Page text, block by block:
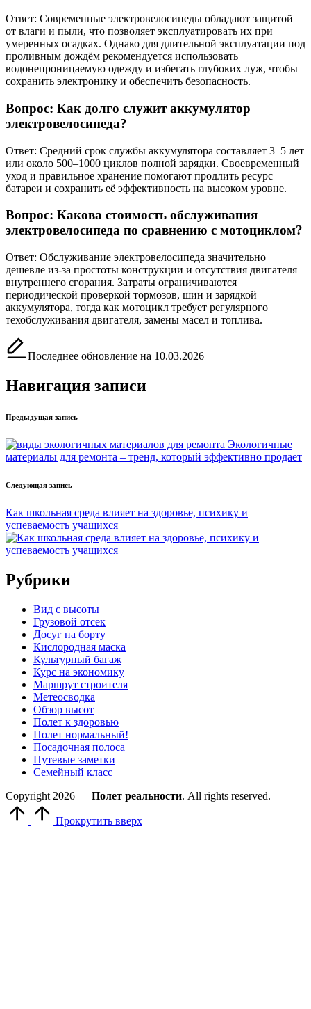
Ответ: Современные электровелосипеды обладают защитой
от влаги и пыли, что позволяет эксплуатировать их при
умеренных осадках. Однако для длительной эксплуатации под
проливным дождём рекомендуется использовать
водонепроницаемую одежду и избегать глубоких луж, чтобы
сохранить электронику и обеспечить безопасность.
Вопрос: Как долго служит аккумулятор
электровелосипеда?
Ответ: Средний срок службы аккумулятора составляет 3–5 лет
или около 500–1000 циклов полной зарядки. Своевременный
уход и правильное хранение помогают продлить ресурс
батареи и сохранить её эффективность на высоком уровне.
Вопрос: Какова стоимость обслуживания
электровелосипеда по сравнению с мотоциклом?
Ответ: Обслуживание электровелосипеда значительно
дешевле из-за простоты конструкции и отсутствия двигателя
внутреннего сгорания. Затраты ограничиваются
периодической проверкой тормозов, шин и зарядкой
аккумулятора, тогда как мотоцикл требует регулярного
техобслуживания двигателя, замены масел и топлива.
Последнее обновление на 10.03.2026
Навигация записи
Предыдущая запись
Экологичные
материалы для ремонта – тренд, который эффективно продает
Следующая запись
Как школьная среда влияет на здоровье, психику и
успеваемость учащихся
Рубрики
Вид с высоты
Грузовой отсек
Досуг на борту
Кислородная маска
Культурный багаж
Курс на экономику
Маршрут строителя
Метеосводка
Обзор высот
Полет к здоровью
Полет нормальный!
Посадочная полоса
Путевые заметки
Семейный класс
Copyright 2026 — Полет реальности. All rights reserved.
Прокрутить вверх